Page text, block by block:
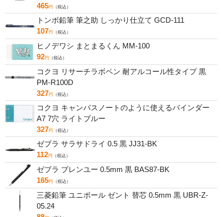
465円 （税込）
トンボ鉛筆 筆之助 しっかり仕立て GCD-111
107円 （税込）
ヒノデワシ まとまるくん MM-100
92円 （税込）
コクヨ リサーチラボペン 耐アルコール性タイプ 黒
PM-R100D
327円 （税込）
コクヨ キャンパスノートのように使えるバインダー
A7 7穴 ライトブルー
327円 （税込）
ゼブラ サラサドライ 0.5 黒 JJ31-BK
112円 （税込）
ゼブラ ブレンユー 0.5mm 黒 BAS87-BK
165円 （税込）
三菱鉛筆 ユニボール ゼント 替芯 0.5mm 黒 UBR-Z-
05.24